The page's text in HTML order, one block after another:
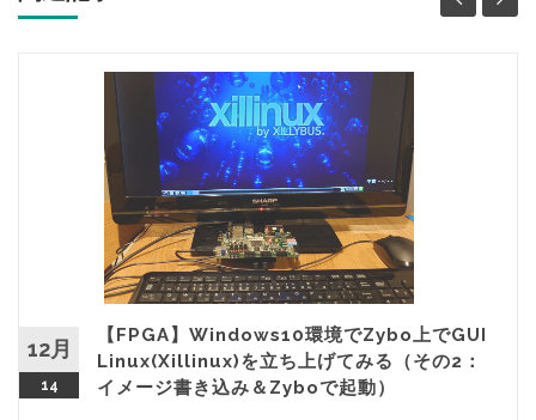
12月
14
【FPGA】Windows10環境でZybo上でGUI
Linux(Xillinux)を立ち上げてみる（その2：
イメージ書き込み＆Zyboで起動）